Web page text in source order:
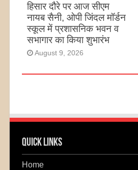
हिसार दौरे पर आज सीएम
नायब सैनी, ओपी जिंदल मॉर्डन
स्कूल में प्रशासनिक भवन व
सभागार का किया शुभारंभ
August 9, 2026
Quick Links
Home